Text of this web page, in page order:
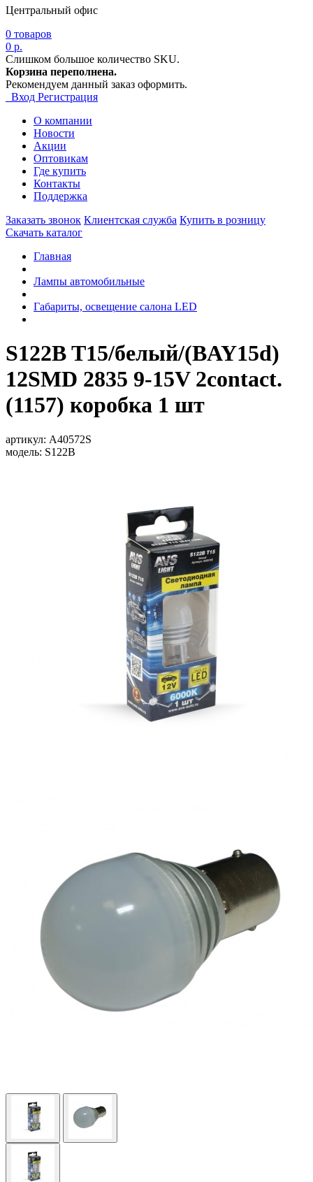
Центральный офис
0 товаров
0 р.
Слишком большое количество SKU.
Корзина переполнена.
Рекомендуем данный заказ оформить.
Вход Регистрация
О компании
Новости
Акции
Оптовикам
Где купить
Контакты
Поддержка
Заказать звонок Клиентская служба Купить в розницу
Скачать каталог
Главная
Лампы автомобильные
Габариты, освещение салона LED
S122B T15/белый/(BAY15d)
12SMD 2835 9-15V 2contact.
(1157) коробка 1 шт
артикул: A40572S
модель: S122B